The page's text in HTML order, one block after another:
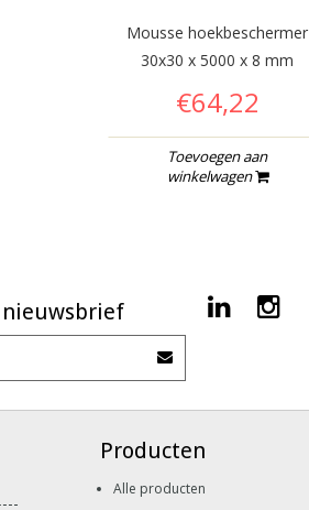
Mousse hoekbeschermer
30x30 x 5000 x 8 mm
€64,22
Toevoegen aan
winkelwagen
nieuwsbrief
Producten
Alle producten